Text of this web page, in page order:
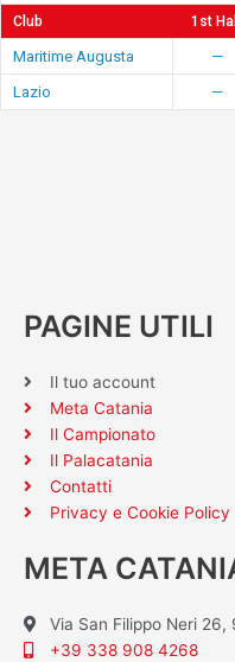
Club 1st
Maritime Augusta —
Lazio
—
PAGINE UTILI
Il tuo account
Meta Catania
Il Campionato
Il Palacatania
Contatti
Privacy e Cookie Policy
META
Via San Filippo Neri 26,
+39 338 908 4268